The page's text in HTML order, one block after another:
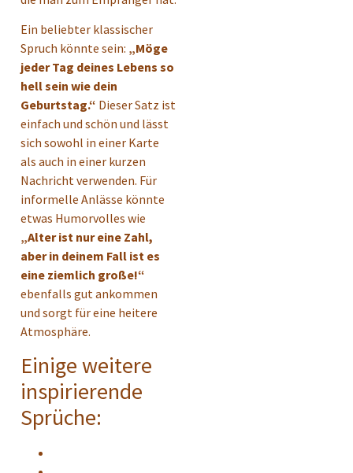
Ein beliebter klassischer
Spruch könnte sein: „Möge
jeder Tag deines Lebens so
hell sein wie dein
Geburtstag.“ Dieser Satz ist
einfach und schön und lässt
sich sowohl in einer Karte
als auch in einer kurzen
Nachricht verwenden. Für
informelle Anlässe könnte
etwas Humorvolles wie
„Alter ist nur eine Zahl,
aber in deinem Fall ist es
eine ziemlich große!“
ebenfalls gut ankommen
und sorgt für eine heitere
Atmosphäre.
Einige weitere
inspirierende
Sprüche: